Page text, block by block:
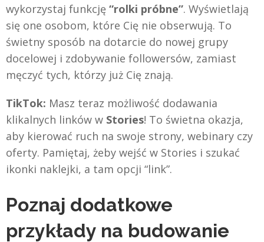
wykorzystaj funkcję “rolki próbne”. Wyświetlają
się one osobom, które Cię nie obserwują. To
świetny sposób na dotarcie do nowej grupy
docelowej i zdobywanie followersów, zamiast
męczyć tych, którzy już Cię znają.
TikTok: Masz teraz możliwość dodawania
klikalnych linków w Stories! To świetna okazja,
aby kierować ruch na swoje strony, webinary czy
oferty. Pamiętaj, żeby wejść w Stories i szukać
ikonki naklejki, a tam opcji “link”.
Poznaj dodatkowe
przykłady na budowanie